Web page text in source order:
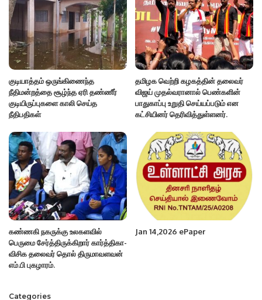
குடியாத்தம் ஒருங்கிணைந்த
நீதிமன்றத்தை சூழ்ந்த ஏரி தண்ணீர்
குடியிருப்புகளை காலி செய்த
நீதிபதிகள்
தமிழக வெற்றி கழகத்தின் தலைவர்
விஜய் முதல்வரானால் பெண்களின்
பாதுகாப்பு உறுதி செய்யப்படும் என
கட்சியினர் தெரிவித்துள்ளனர்.
கண்ணகி நகருக்கு உலகளவில்
பெருமை சேர்த்திருக்கிறார் கார்த்திகா-
விசிக தலைவர் தொல் திருமாவளவன்
எம்.பி புகழாரம்.
Jan 14,2026 ePaper
Categories